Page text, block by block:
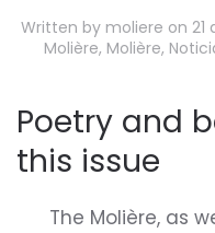
Written by moliere on 21
Molière, Molière,
Poetry and
this issue
The Molière, as